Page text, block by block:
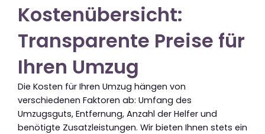
Kostenübersicht:
Transparente Preise für
Ihren Umzug
Die Kosten für Ihren Umzug hängen von
verschiedenen Faktoren ab: Umfang des
Umzugsguts, Entfernung, Anzahl der Helfer und
benötigte Zusatzleistungen. Wir bieten Ihnen stets ein